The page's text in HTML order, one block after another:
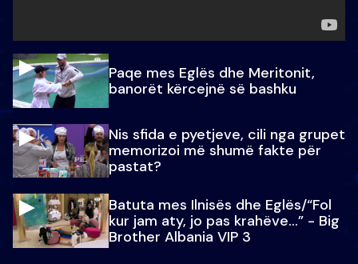
Paqe mes Eglës dhe Meritonit,
banorët kërcejnë së bashku
Nis sfida e pyetjeve, cili nga grupet
memorizoi më shumë fakte për
pastat?
Batuta mes Ilnisës dhe Eglës/“Fol
kur jam aty, jo pas krahëve…” - Big
Brother Albania VIP 3